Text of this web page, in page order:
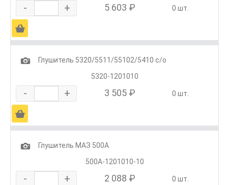
- + 5 603 ₽ 0 шт.
Ä
1
Глушитель 5320/5511/55102/5410 с/о
5320-1201010
- + 3 505 ₽ 0 шт.
Ä
1
Глушитель МАЗ 500А
500А-1201010-10
- + 2 088 ₽ 0 шт.